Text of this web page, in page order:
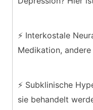
⚡ Interkostale
Medikation, andere
⚡ Subklinische
sie behandelt